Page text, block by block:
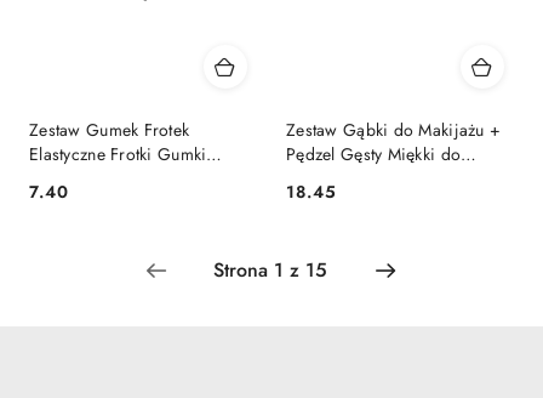
Zestaw Gumek Frotek
Elastyczne Frotki Gumki
Brąze
Cena:
7.40
Zestaw Gąbki do Makijażu +
Pędzel Gęsty Miękki do
Cena:
18.45